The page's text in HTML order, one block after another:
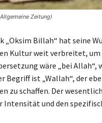
Zeitung)
„Oksim Billah“ hat seine
Kultur weit verbreitet,
wäre „bei Allah“,
Begriff ist „Wallah“, der
zu schaffen. Der
Intensität und den